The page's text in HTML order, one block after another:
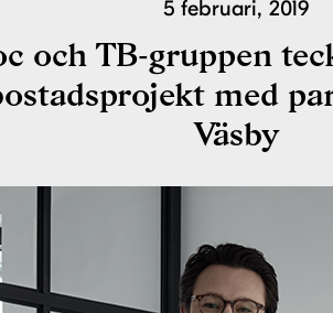
5 februari, 2019
och TB-gruppen
med
Väsby